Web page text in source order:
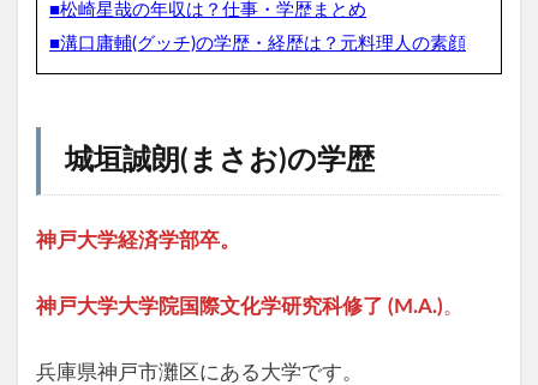
■松崎星哉の年収は？仕事・学歴まとめ
■溝口庸輔(グッチ)の学歴・経歴は？元料理人の素顔
城垣誠朗(まさお)の学歴
神戸大学経済学部卒。
神戸大学大学院国際文化学研究科修了 (M.A.)。
兵庫県神戸市灘区にある大学です。